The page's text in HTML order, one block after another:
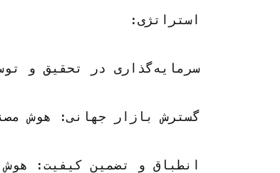
استراتژی:
سرمایه‌گذاری در تحقیق و توسعه: هوش مصنوعی سرمایه‌گذاری در تحقیق و توسعه را برای توسعه قطعات و اجزای نوآورانه خودرو که مطابق با روندهای در حال تحول بازار و ترجیحات مشتریان باشد، اولویت‌بندی کرد. تمرکز این شرکت بر افزایش عملکرد، دوام و پایداری محصول، استفاده از مواد پیشرفته و فرآیندهای تولید است.
گسترش بازار جهانی: هوش
انطباق و تضمین کیفیت: